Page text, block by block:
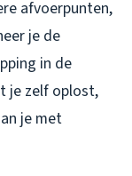
afvoerpunten,
je de
in de
je zelf oplost,
je met